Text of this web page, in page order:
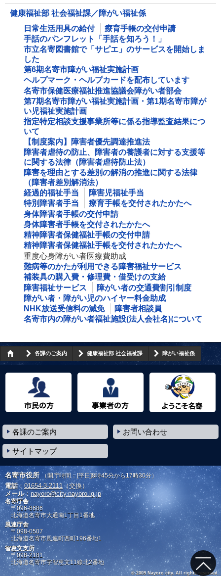
健康福祉部 社会福祉課／障がい福祉係
日常生活用具の給付
療育手帳の交付申請
手話のパンフレット「手話を知ろう！」
市立名寄図書館で「サピエ」のサービスを開始しま
した
第6期名寄市障がい福祉実施計画
ヘルプマーク・ヘルプカードを配布しています
名寄市保健医療福祉推進協議会障がい者部会
第7期名寄市障がい福祉実施計画・第1期名寄市障が
い児福祉実施計画
指定特定相談支援事業所等に係る指導監査結果につ
いて
【制度案内】障害者優先調達推進法
障害者虐待の防止、障害者の養護者に対する支援等
に関する法律（障害者虐待防止法）
障害を理由とする差別の解消の推進に関する法律
（障害者差別解消法）
経過的福祉手当
障害児福祉手当
特別障害者手当
療育手帳を交付されたかたへ
身体障害者手帳の交付申請
身体障害者手帳を交付されたかたへ
精神障害者保健福祉手帳の交付申請
精神障害者保健福祉手帳を交付されたかたへ
重度心身障がい者医療費助成
難病等のかたが利用できる障害福祉サービス
補装具の購入費・修理費・借受けの支給
障害福祉サービス
障がい者の交通費割引制度
障がい者・障がい児のハイヤー料金助成
NHK放送受信料の減免
障害者相談員
名寄市内の障がい者福祉施設(法人会社名)について
各課のご案内 健康福祉部 社会福祉課 障がい福祉係
各課のご案内 お問い合わせ
サイトマップ
名寄市役所 （開庁時間：[平日]8時45分から17時30分）
電話：01654-3-2111 （交換）
メール： nayoro@city.nayoro.lg.jp
名寄庁舎
〒096-8686
北海道名寄市大通南1丁目1番地
風連庁舎
〒098-0507
北海道名寄市風連町西町196番地1
智恵文支所
〒098-2181
北海道名寄市字智恵文11線北2番地
© 2009 Nayoro city. All rights reserved.